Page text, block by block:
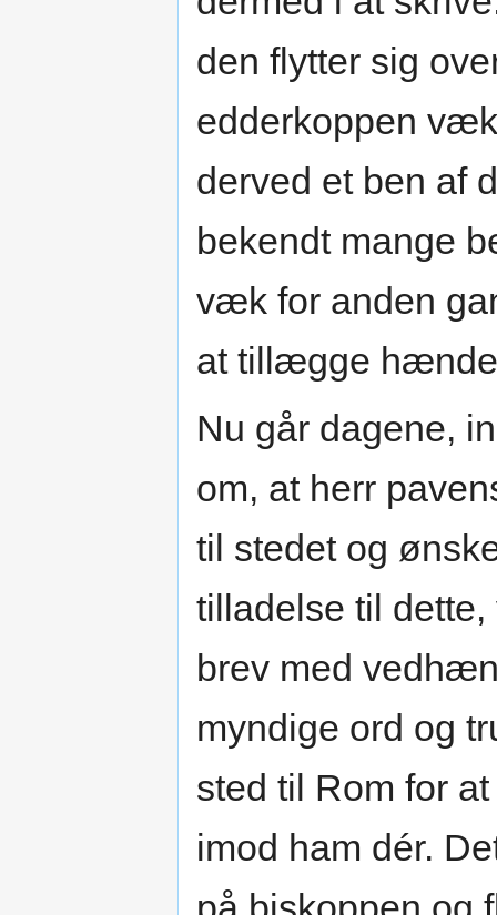
den flytter sig
edderkoppen
derved et ben af
bekendt mange
væk for anden
at tillægge
Nu går dagene,
om, at herr
til stedet og
tilladelse til
brev med
myndige ord og
sted til Rom for
imod ham dér.